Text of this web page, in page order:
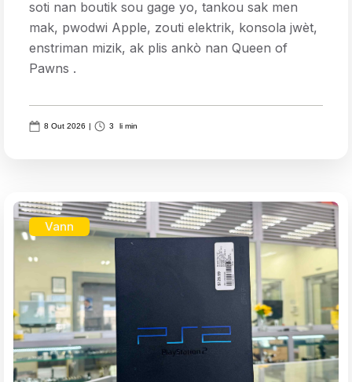
soti nan boutik sou gage yo, tankou sak men
mak, pwodwi Apple, zouti elektrik, konsola jwèt,
enstriman mizik, ak plis ankò nan Queen of
Pawns .
8 Out 2026 | 3 li min
Vann